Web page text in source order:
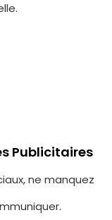
Publicitaires
ne manquez